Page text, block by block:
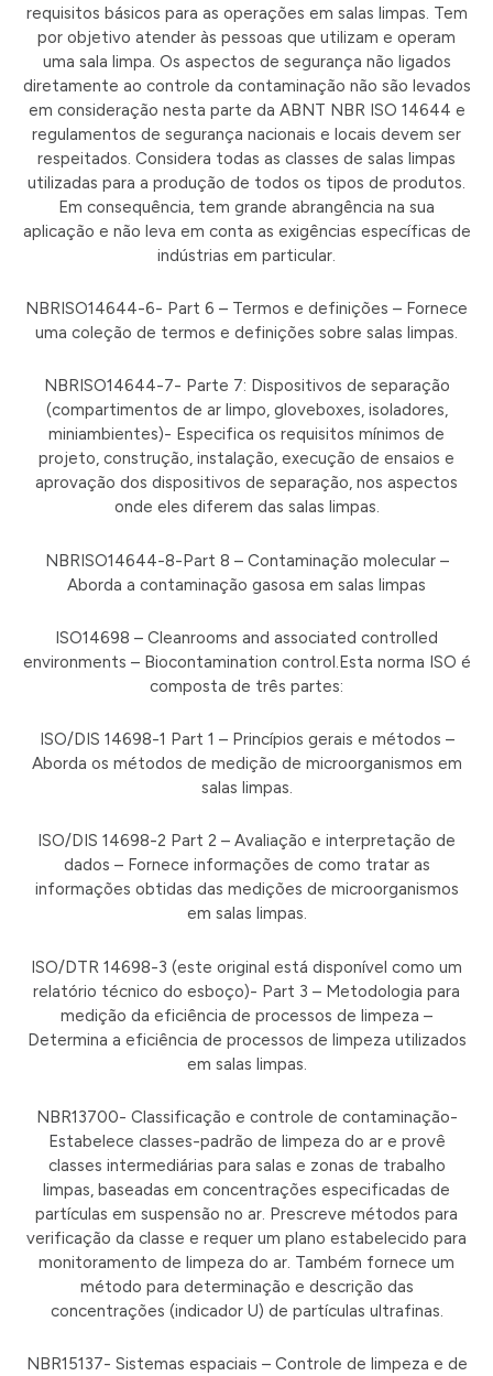
requisitos básicos para as operações em salas limpas. Tem
por objetivo atender às pessoas que utilizam e operam
uma sala limpa. Os aspectos de segurança não ligados
diretamente ao controle da contaminação não são levados
em consideração nesta parte da ABNT NBR ISO 14644 e
regulamentos de segurança nacionais e locais devem ser
respeitados. Considera todas as classes de salas limpas
utilizadas para a produção de todos os tipos de produtos.
Em consequência, tem grande abrangência na sua
aplicação e não leva em conta as exigências específicas de
indústrias em particular.
NBRISO14644-6- Part 6 – Termos e definições – Fornece
uma coleção de termos e definições sobre salas limpas.
NBRISO14644-7- Parte 7: Dispositivos de separação
(compartimentos de ar limpo, gloveboxes, isoladores,
miniambientes)- Especifica os requisitos mínimos de
projeto, construção, instalação, execução de ensaios e
aprovação dos dispositivos de separação, nos aspectos
onde eles diferem das salas limpas.
NBRISO14644-8-Part 8 – Contaminação molecular –
Aborda a contaminação gasosa em salas limpas
ISO14698 – Cleanrooms and associated controlled
environments – Biocontamination control.Esta norma ISO é
composta de três partes:
ISO/DIS 14698-1 Part 1 – Princípios gerais e métodos –
Aborda os métodos de medição de microorganismos em
salas limpas.
ISO/DIS 14698-2 Part 2 – Avaliação e interpretação de
dados – Fornece informações de como tratar as
informações obtidas das medições de microorganismos
em salas limpas.
ISO/DTR 14698-3 (este original está disponível como um
relatório técnico do esboço)- Part 3 – Metodologia para
medição da eficiência de processos de limpeza –
Determina a eficiência de processos de limpeza utilizados
em salas limpas.
NBR13700- Classificação e controle de contaminação-
Estabelece classes-padrão de limpeza do ar e provê
classes intermediárias para salas e zonas de trabalho
limpas, baseadas em concentrações especificadas de
partículas em suspensão no ar. Prescreve métodos para
verificação da classe e requer um plano estabelecido para
monitoramento de limpeza do ar. Também fornece um
método para determinação e descrição das
concentrações (indicador U) de partículas ultrafinas.
NBR15137- Sistemas espaciais – Controle de limpeza e de